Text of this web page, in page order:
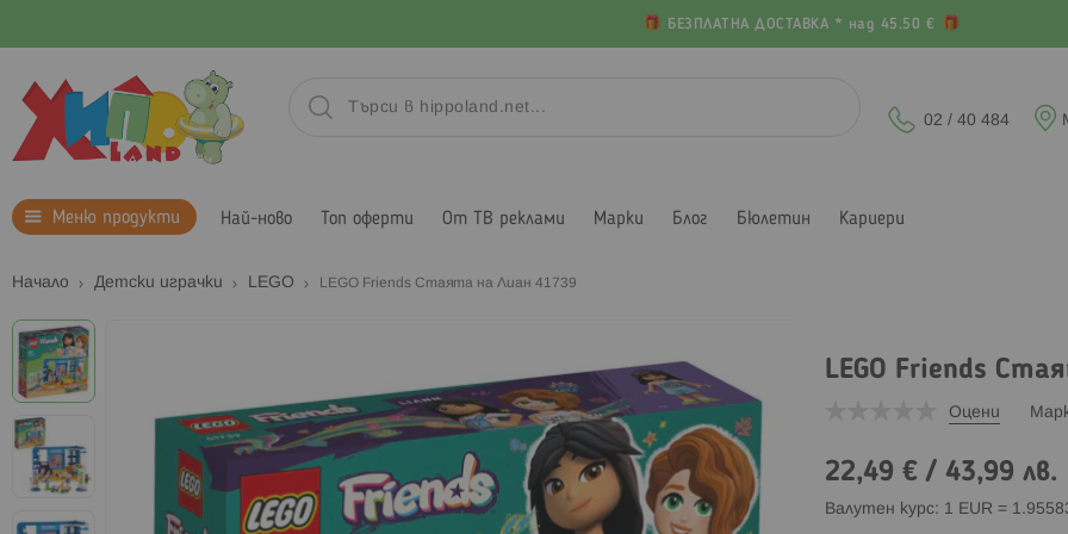
БЕЗПЛАТНА ДОСТАВКА * над 45.50 €
02 / 40 484
Меню продукти Най-ново Топ оферти От ТВ реклами Марки Блог Бюлетин Кариери
Начало Детски играчки LEGO LEGO Friends Стаята на Лиан 41739
Преминете
към
края
на
галерията
на
изображенията
LEGO Friends
Оцени
22,49 €/ 43,99 лв.
Валутен курс: 1 EUR =